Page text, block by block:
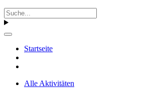
Startseite
Alle Aktivitäten